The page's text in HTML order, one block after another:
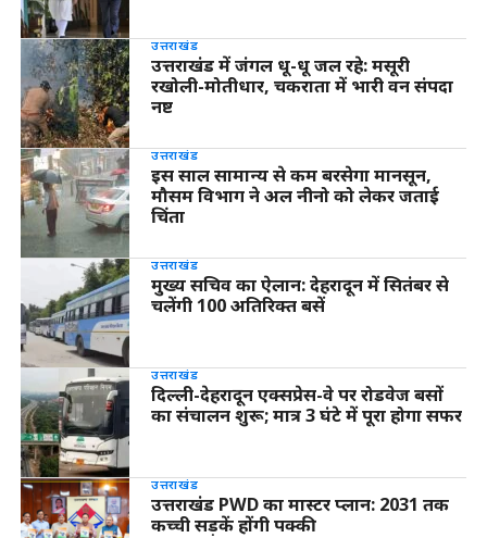
उत्तराखंड
उत्तराखंड में जंगल धू-धू जल रहे: मसूरी
रखोली-मोतीधार, चकराता में भारी वन संपदा
नष्ट
उत्तराखंड
इस साल सामान्य से कम बरसेगा मानसून,
मौसम विभाग ने अल नीनो को लेकर जताई
चिंता
उत्तराखंड
मुख्य सचिव का ऐलान: देहरादून में सितंबर से
चलेंगी 100 अतिरिक्त बसें
उत्तराखंड
दिल्ली-देहरादून एक्सप्रेस-वे पर रोडवेज बसों
का संचालन शुरू; मात्र 3 घंटे में पूरा होगा सफर
उत्तराखंड
उत्तराखंड PWD का मास्टर प्लान: 2031 तक
कच्ची सड़कें होंगी पक्की